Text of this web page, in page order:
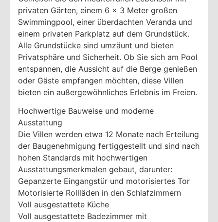
privaten Gärten, einem 6 x 3 Meter großen
Swimmingpool, einer überdachten Veranda und
einem privaten Parkplatz auf dem Grundstück.
Alle Grundstücke sind umzäunt und bieten
Privatsphäre und Sicherheit. Ob Sie sich am Pool
entspannen, die Aussicht auf die Berge genießen
oder Gäste empfangen möchten, diese Villen
bieten ein außergewöhnliches Erlebnis im Freien.
Hochwertige Bauweise und moderne
Ausstattung
Die Villen werden etwa 12 Monate nach Erteilung
der Baugenehmigung fertiggestellt und sind nach
hohen Standards mit hochwertigen
Ausstattungsmerkmalen gebaut, darunter:
Gepanzerte Eingangstür und motorisiertes Tor
Motorisierte Rollläden in den Schlafzimmern
Voll ausgestattete Küche
Voll ausgestattete Badezimmer mit